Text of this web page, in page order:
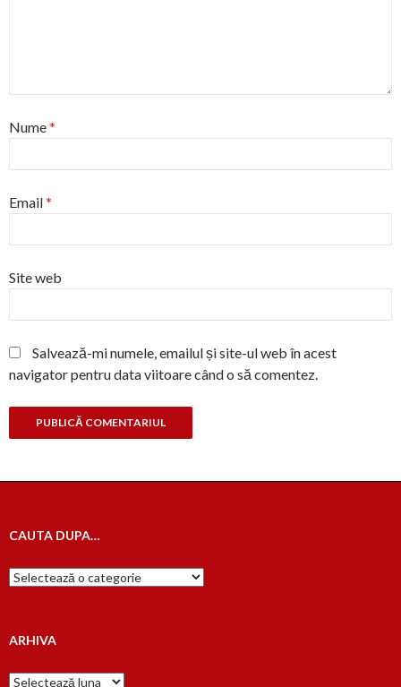
Nume*
Email*
Site web
Salvează-mi numele, emailul și site-ul web în acest
navigator pentru data viitoare când o să comentez.
CAUTA DUPA…
Cauta
dupa…
ARHIVA
Arhiva